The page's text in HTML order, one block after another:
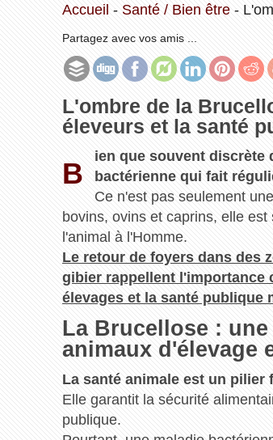
Accueil - Santé / Bien être-
Partagez avec vos amis ...
L'ombre de la
éleveurs et la santé
B
ien que souvent discrète
bactérienne qui fait
Ce n'est pas seulement
bovins, ovins et caprins, elle
l'animal à l'Homme.
Le retour de foyers dans des
gibier rappellent l'importance
élevages et la santé publique
La Brucellose :
animaux d'élevage
La santé animale est un pilier
Elle garantit la sécurité
publique.